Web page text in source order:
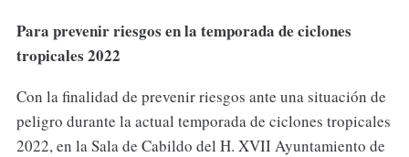
Para prevenir riesgos en la temporada de ciclones
tropicales 2022
Con la finalidad de prevenir riesgos ante una situación de
peligro durante la actual temporada de ciclones tropicales
2022, en la Sala de Cabildo del H. XVII Ayuntamiento de